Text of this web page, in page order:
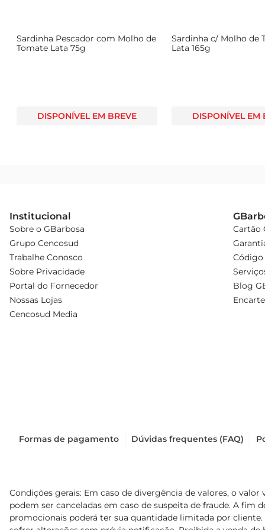
Sardinha Pescador com Molho de
Tomate Lata 75g
DISPONÍVEL EM BREVE
Sardinha c/ Molho de
Lata 165g
DISPONÍVEL EM
Institucional
Sobre o GBarbosa
Grupo Cencosud
Trabalhe Conosco
Sobre Privacidade
Portal do Fornecedor
Nossas Lojas
Cencosud Media
Cartão
Código
Blog
Formas de pagamento Dúvidas frequentes (FAQ)
Condições gerais: Em caso de divergência de valores, o
podem ser canceladas em caso de suspeita de fraude. A
promocionais poderá ter sua quantidade limitada por